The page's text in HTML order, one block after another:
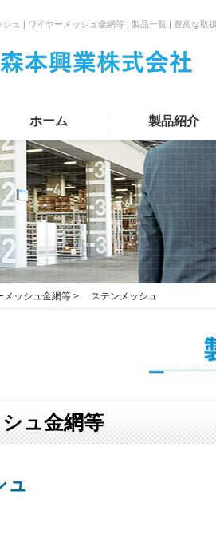
シュ | ワイヤーメッシュ金網等 | 製品一覧 | 豊富な
ホーム 製品紹介
メッシュ金網等 > ステンメッシュ
ュ金網等
ュ